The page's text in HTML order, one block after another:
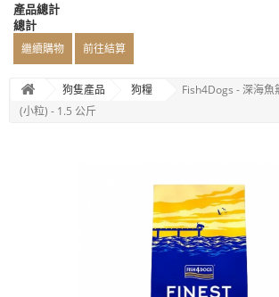
產品總計
總計
繼續購物 前往結算
狗隻產品 狗糧
Fish4Dogs - 深海
(小粒) - 1.5 公斤